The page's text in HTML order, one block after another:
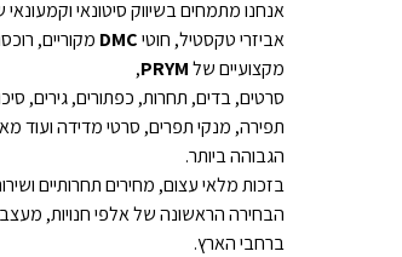
אנחנו מתמחים בשיווק סיטונאי וקמעונאי
אביזרי טקסטיל, חוטיDMC מקוריים,
מקצועיים שלPRYM
,
סרטים, בדים, תחרות, כפתורים, גירים,
תפירה, מנקי תפרים, סרטי מדידה ועוד
הגבוהה ביותר.
בזכות מלאי עצום, מחירים תחרותיים
הבחירה הראשונה של אלפי חנויות,
ברחבי הארץ.